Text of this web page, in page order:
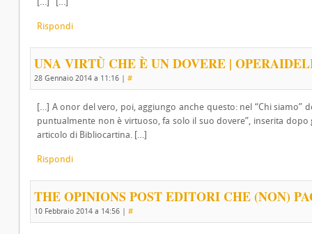
Rispondi
UNA VIRTÙ CHE È UN DOVERE |
28 Gennaio 2014 a 11:16 | #
[…] A onor del vero, poi, aggiungo anche questo: nel “Chi siamo”
puntualmente non è virtuoso, fa solo il suo dovere”, inserita
articolo di Bibliocartina. […]
Rispondi
THE OPINIONS POST EDITORI CHE (NON)
10 Febbraio 2014 a 14:56 | #